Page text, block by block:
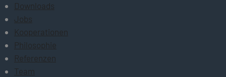
Downloads
Jobs
Kooperationen
Philosophie
Referenzen
Team